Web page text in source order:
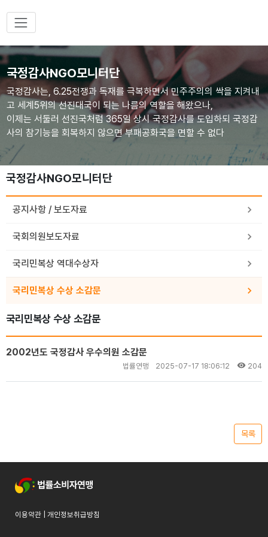
국정감사NGO모니터단
국정감사는, 6.25전쟁과 독재를 극복하면서 민주주의의 싹을 지켜내
고 세계5위의 선진대국이 되는 나름의 역할을 해왔으나,
이제는 서둘러 선진국처럼 365일 상시 국정감사를 도입하되 국정감
사의 참기능을 회복하지 않으면 부패공화국을 면할 수 없다
국정감사NGO모니터단
공지사항 / 보도자료
국회의원보도자료
국리민복상 역대수상자
국리민복상 수상 소감문
국리민복상 수상 소감문
2002년도 국정감사 우수의원 소감문
법률연맹 2025-07-17 18:06:12 204
목록
이용약관| 개인정보취급방침